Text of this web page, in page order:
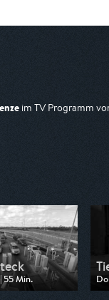
im TV Programm
55 Min.
Pro 7 Maxx